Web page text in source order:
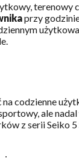
terenowy
przy
codzienne
ale
z serii Seiko